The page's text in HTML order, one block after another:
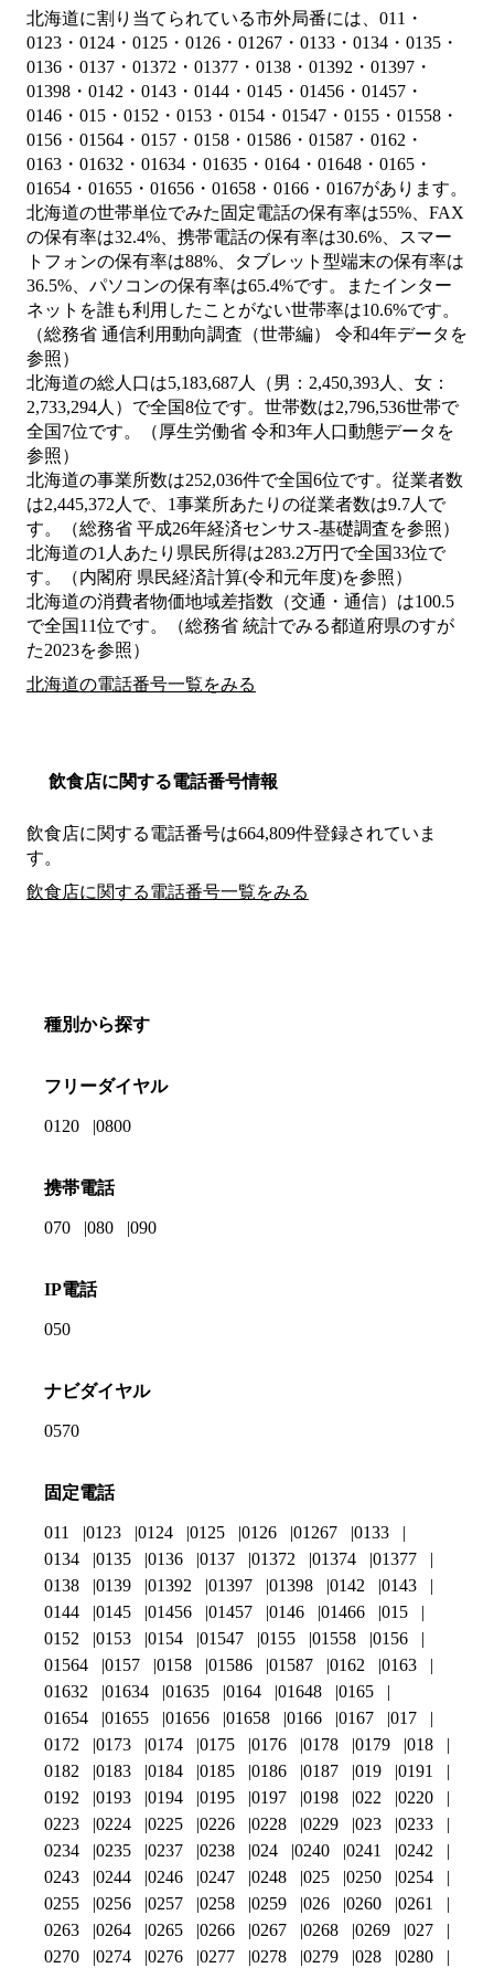
北海道に割り当てられている市外局番には、011・
0123・0124・0125・0126・01267・0133・0134・0135・
0136・0137・01372・01377・0138・01392・01397・
01398・0142・0143・0144・0145・01456・01457・
0146・015・0152・0153・0154・01547・0155・01558・
0156・01564・0157・0158・01586・01587・0162・
0163・01632・01634・01635・0164・01648・0165・
01654・01655・01656・01658・0166・0167があります。
北海道の世帯単位でみた固定電話の保有率は55%、FAX
の保有率は32.4%、携帯電話の保有率は30.6%、スマー
トフォンの保有率は88%、タブレット型端末の保有率は
36.5%、パソコンの保有率は65.4%です。またインター
ネットを誰も利用したことがない世帯率は10.6%です。
（総務省 通信利用動向調査（世帯編） 令和4年データを
参照）
北海道の総人口は5,183,687人（男：2,450,393人、女：
2,733,294人）で全国8位です。世帯数は2,796,536世帯で
全国7位です。（厚生労働省 令和3年人口動態データを
参照）
北海道の事業所数は252,036件で全国6位です。従業者数
は2,445,372人で、1事業所あたりの従業者数は9.7人で
す。（総務省 平成26年経済センサス‐基礎調査を参照）
北海道の1人あたり県民所得は283.2万円で全国33位で
す。（内閣府 県民経済計算(令和元年度)を参照）
北海道の消費者物価地域差指数（交通・通信）は100.5
で全国11位です。（総務省 統計でみる都道府県のすが
た2023を参照）
北海道の電話番号一覧をみる
飲食店に関する電話番号情報
飲食店に関する電話番号は664,809件登録されていま
す。
飲食店に関する電話番号一覧をみる
種別から探す
フリーダイヤル
0120 0800
携帯電話
070 080 090
IP電話
050
ナビダイヤル
0570
固定電話
011 0123 0124 0125 0126 01267
0133
0134
0135 0136 0137 01372 01374
01377
0138
0139 01392 01397 01398 0142
0143
0144
0145 01456 01457 0146 01466
015
0152
0153 0154 01547 0155 01558
0156
01564
0157 0158 01586 01587 0162
0163
01632
01634 01635 0164 01648
0165
01654
01655 01656 01658 0166 0167
017
0172
0173 0174 0175 0176 0178 0179
018
0182
0183 0184 0185 0186 0187 019
0191
0192
0193 0194 0195 0197 0198 022
0220
0223
0224 0225 0226 0228 0229 023
0233
0234
0235 0237 0238 024 0240 0241
0242
0243
0244 0246 0247 0248 025 0250
0254
0255
0256 0257 0258 0259 026 0260
0261
0263
0264 0265 0266 0267 0268 0269
027
0270
0274 0276 0277 0278 0279 028 0280